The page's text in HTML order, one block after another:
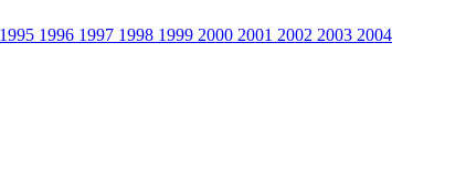
1995 1996 1997 1998 1999 2000 2001 2002 2003 2004